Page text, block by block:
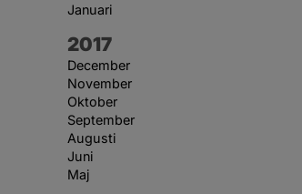
Januari
År:
2017
December
November
Oktober
September
Augusti
Juni
Maj